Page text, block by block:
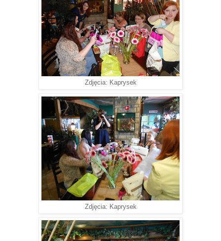
Zdjęcia: Kaprysek
Zdjęcia: Kaprysek